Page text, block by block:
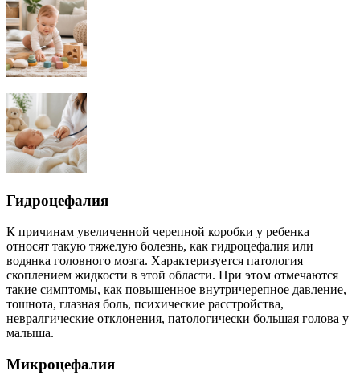
Гидроцефалия
К причинам увеличенной черепной коробки у ребенка
относят такую тяжелую болезнь, как гидроцефалия или
водянка головного мозга. Характеризуется патология
скоплением жидкости в этой области. При этом отмечаются
такие симптомы, как повышенное внутричерепное давление,
тошнота, глазная боль, психические расстройства,
невралгические отклонения, патологически большая голова у
малыша.
Микроцефалия